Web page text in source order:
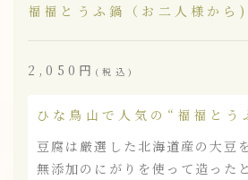
福福とうふ鍋（お二人様から)
2,050円 (税込)
ひな鳥山で人気の“福福とう
豆腐は厳選した北海道産の大豆
無添加のにがりを使って造った